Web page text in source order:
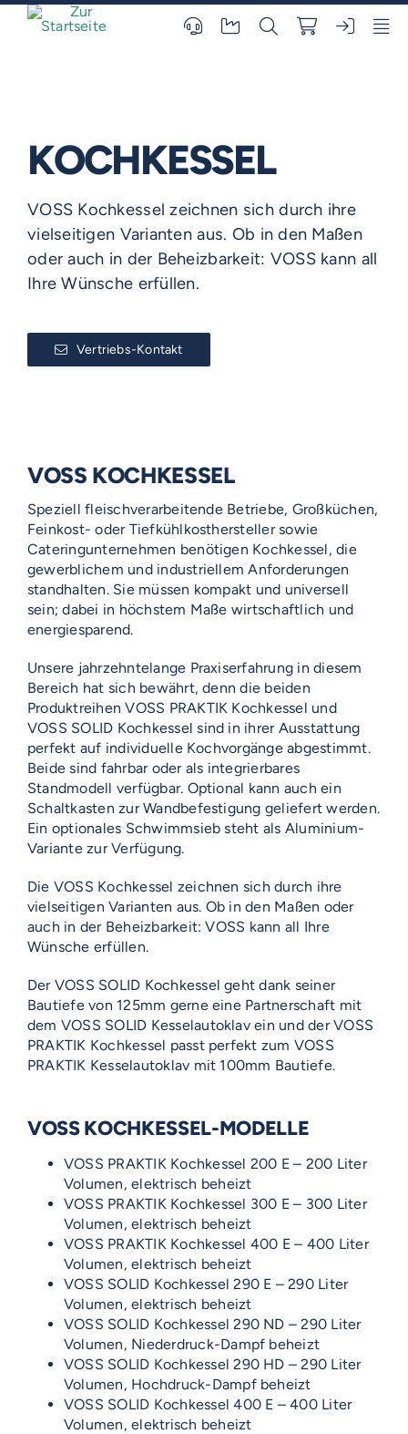
KOCHKESSEL
VOSS Kochkessel zeichnen sich durch ihre
vielseitigen Varianten aus. Ob in den Maßen
oder auch in der Beheizbarkeit: VOSS kann all
Ihre Wünsche erfüllen.
Vertriebs-Kontakt
VOSS KOCHKESSEL
Speziell fleischverarbeitende Betriebe, Großküchen,
Feinkost- oder Tiefkühlkosthersteller sowie
Cateringunternehmen benötigen Kochkessel, die
gewerblichem und industriellem Anforderungen
standhalten. Sie müssen kompakt und universell
sein; dabei in höchstem Maße wirtschaftlich und
energiesparend.
Unsere jahrzehntelange Praxiserfahrung in diesem
Bereich hat sich bewährt, denn die beiden
Produktreihen VOSS PRAKTIK Kochkessel und
VOSS SOLID Kochkessel sind in ihrer Ausstattung
perfekt auf individuelle Kochvorgänge abgestimmt.
Beide sind fahrbar oder als integrierbares
Standmodell verfügbar. Optional kann auch ein
Schaltkasten zur Wandbefestigung geliefert werden.
Ein optionales Schwimmsieb steht als Aluminium-
Variante zur Verfügung.
Die VOSS Kochkessel zeichnen sich durch ihre
vielseitigen Varianten aus. Ob in den Maßen oder
auch in der Beheizbarkeit: VOSS kann all Ihre
Wünsche erfüllen.
Der VOSS SOLID Kochkessel geht dank seiner
Bautiefe von 125mm gerne eine Partnerschaft mit
dem VOSS SOLID Kesselautoklav ein und der VOSS
PRAKTIK Kochkessel passt perfekt zum VOSS
PRAKTIK Kesselautoklav mit 100mm Bautiefe.
VOSS KOCHKESSEL-MODELLE
VOSS PRAKTIK Kochkessel 200 E – 200 Liter
Volumen, elektrisch beheizt
VOSS PRAKTIK Kochkessel 300 E – 300 Liter
Volumen, elektrisch beheizt
VOSS PRAKTIK Kochkessel 400 E – 400 Liter
Volumen, elektrisch beheizt
VOSS SOLID Kochkessel 290 E – 290 Liter
Volumen, elektrisch beheizt
VOSS SOLID Kochkessel 290 ND – 290 Liter
Volumen, Niederdruck-Dampf beheizt
VOSS SOLID Kochkessel 290 HD – 290 Liter
Volumen, Hochdruck-Dampf beheizt
VOSS SOLID Kochkessel 400 E – 400 Liter
Volumen, elektrisch beheizt